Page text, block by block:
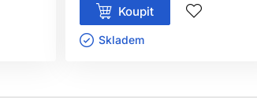
vodou.
Koupit
Skladem ㅤ